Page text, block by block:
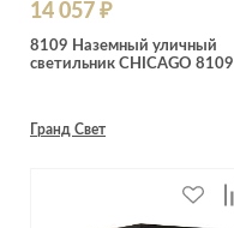
14 057 ₽
8109 Наземный уличный
светильник CHICAGO 8109
Гранд Свет